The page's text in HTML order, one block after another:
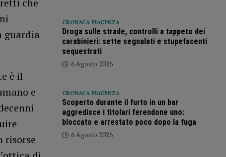
che
guardia
è il
e
risorse
CRONACA PIACENZA
Droga sulle strade, controlli a tappeto dei
carabinieri: sette segnalati e stupefacenti
sequestrati
6 Agosto 2026
CRONACA PIACENZA
Scoperto durante il furto in un bar
aggredisce i titolari ferendone uno:
bloccato e arrestato poco dopo la fuga
6 Agosto 2026